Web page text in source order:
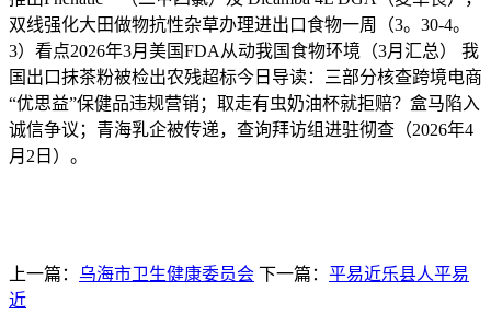
双线强化大田做物抗性杂草办理进出口食物一周（3。30-4。
3）看点2026年3月美国FDA从动我国食物环境（3月汇总） 我
国出口抹茶粉被检出农残超标今日导读：三部分核查跨境电商
“优思益”保健品违规营销；取走有虫奶油杯就拒赔？盒马陷入
诚信争议；青海乳企被传递，查询拜访组进驻彻查（2026年4
月2日）。
上一篇： 乌海市卫生健康委员会 下一篇： 平易近乐县人平易
近